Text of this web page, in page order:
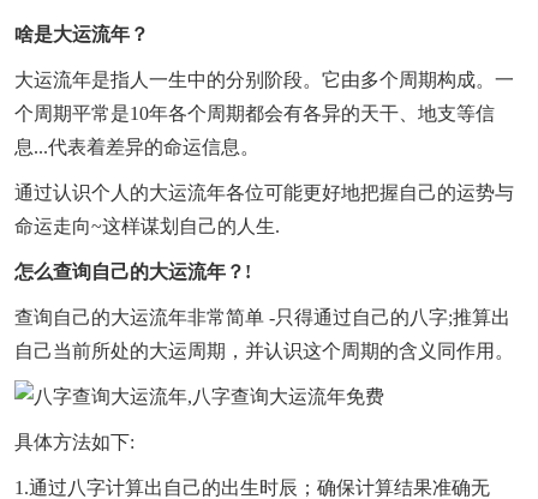
啥是大运流年？
大运流年是指人一生中的分别阶段。它由多个周期构成。一
个周期平常是10年各个周期都会有各异的天干、地支等信
息...代表着差异的命运信息。
通过认识个人的大运流年各位可能更好地把握自己的运势与
命运走向~这样谋划自己的人生.
怎么查询自己的大运流年？!
查询自己的大运流年非常简单 -只得通过自己的八字;推算出
自己当前所处的大运周期，并认识这个周期的含义同作用。
具体方法如下:
1.通过八字计算出自己的出生时辰；确保计算结果准确无